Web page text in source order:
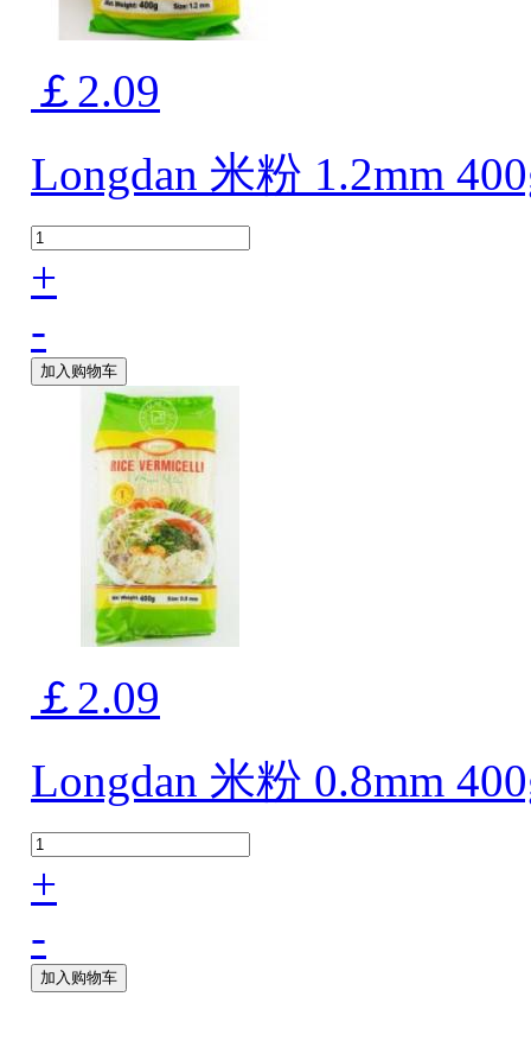
￡2.09
Longdan 米粉 1.2mm
+
-
加入购物车
￡2.09
Longdan 米粉 0.8mm
+
-
加入购物车